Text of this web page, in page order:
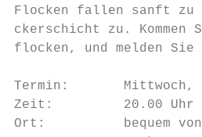
Flocken fallen sanft zu
ckerschicht zu.
flocken, und melden
Termin:       Mittwoch,
Zeit:         20.00 Uhr
Ort:          bequem von